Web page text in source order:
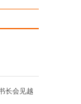
长会见越